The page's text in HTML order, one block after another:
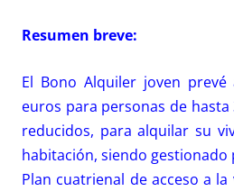
Resumen breve:
El Bono Alquiler joven
euros para personas de
reducidos, para alquilar su
habitación, siendo gestionado
Plan cuatrienal de acceso a